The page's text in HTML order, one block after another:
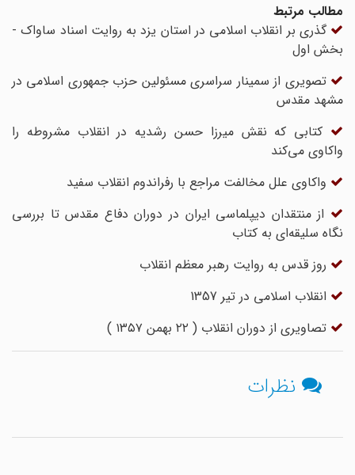
مطالب مرتبط
گذری بر انقلاب اسلامی در استان یزد به روایت اسناد ساواک -
بخش اول
تصویری از سمینار سراسری مسئولین حزب جمهوری اسلامی در
مشهد مقدس
کتابی که نقش میرزا حسن رشدیه در انقلاب مشروطه را
واکاوی می‌کند
واکاوی علل مخالفت مراجع با رفراندوم انقلاب سفید
از منتقدان دیپلماسی ایران در دوران دفاع مقدس تا بررسی
نگاه سلیقه‌ای به کتاب
روز قدس به روایت رهبر معظم انقلاب
انقلاب اسلامی در تیر 1357
تصاویری از دوران انقلاب ( ۲۲ بهمن ۱۳۵۷ )
نظرات